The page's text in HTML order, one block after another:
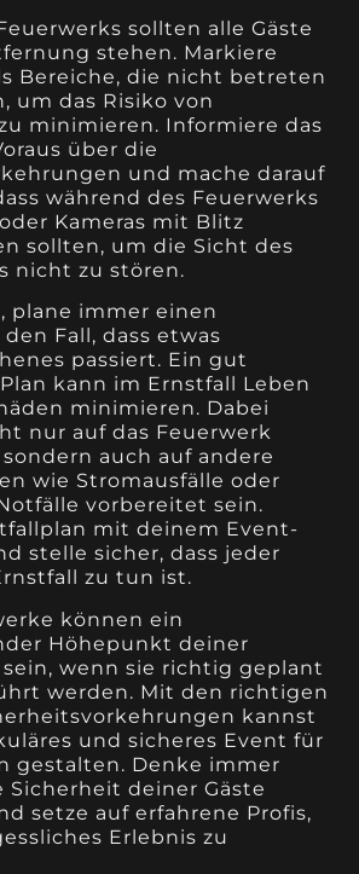
sollten alle Gäste
stehen. Markiere
Bereiche, die nicht betreten
um das Risiko von
minimieren. Informiere das
über die
und mache darauf
während des Feuerwerks
Kameras mit Blitz
sollten, um die Sicht des
nicht zu stören.
plane immer einen
Fall, dass etwas
passiert. Ein gut
kann im Ernstfall Leben
minimieren. Dabei
nur auf das Feuerwerk
auch auf andere
wie Stromausfälle oder
vorbereitet sein.
mit deinem Event-
stelle sicher, dass jeder
zu tun ist.
können ein
Höhepunkt deiner
wenn sie richtig geplant
werden. Mit den richtigen
kannst
und sicheres Event für
gestalten. Denke immer
Sicherheit deiner Gäste
setze auf erfahrene Profis,
Erlebnis zu